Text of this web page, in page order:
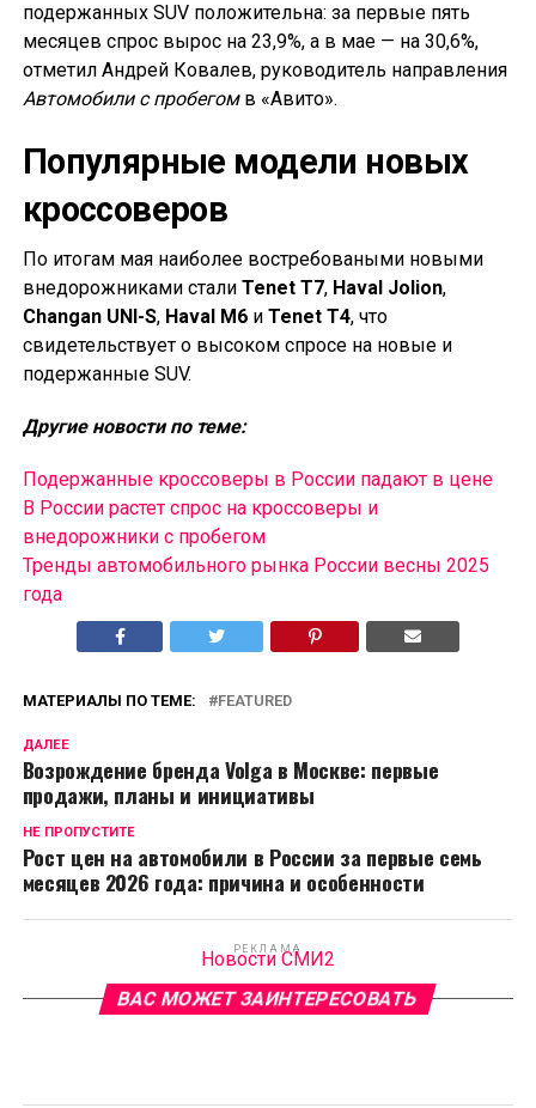
подержанных SUV положительна: за первые пять
месяцев спрос вырос на 23,9%, а в мае — на 30,6%,
отметил Андрей Ковалев, руководитель направления
Автомобили с пробегомв «Авито».
Популярные модели новых
кроссоверов
По итогам мая наиболее востребоваными новыми
внедорожниками стали Tenet T7, Haval Jolion,
Changan UNI-S, Haval M6и Tenet T4, что
свидетельствует о высоком спросе на новые и
подержанные SUV.
Другие новости по теме:
Подержанные кроссоверы в России падают в цене
В России растет спрос на кроссоверы и
внедорожники с пробегом
Тренды автомобильного рынка России весны 2025
года
МАТЕРИАЛЫ ПО ТЕМЕ: FEATURED
ДАЛЕЕ
Возрождение бренда Volga в Москве: первые
продажи, планы и инициативы
НЕ ПРОПУСТИТЕ
Рост цен на автомобили в России за первые семь
месяцев 2026 года: причина и особенности
РЕКЛАМА
Новости СМИ2
ВАС МОЖЕТ ЗАИНТЕРЕСОВАТЬ